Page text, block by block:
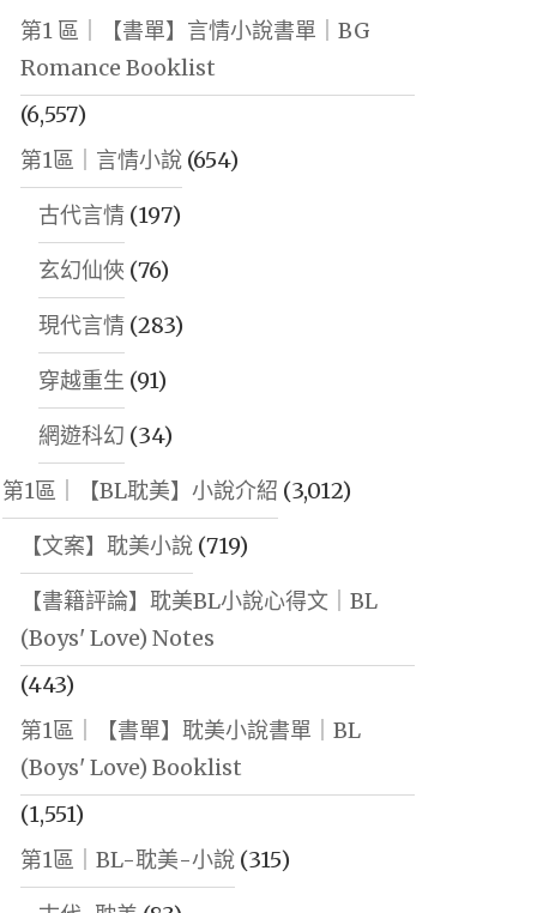
第1 區｜【書單】言情小說書單｜BG
Romance Booklist
(6,557)
第1區｜言情小說(654)
古代言情(197)
玄幻仙俠 (76)
現代言情(283)
穿越重生 (91)
網遊科幻 (34)
第1區｜【BL耽美】小說介紹 (3,012)
【文案】耽美小說(719)
【書籍評論】耽美BL小說心得文｜BL
(Boys' Love) Notes
(443)
第1區｜【書單】耽美小說書單｜BL
(Boys' Love) Booklist
(1,551)
第1區｜BL-耽美-小說(315)